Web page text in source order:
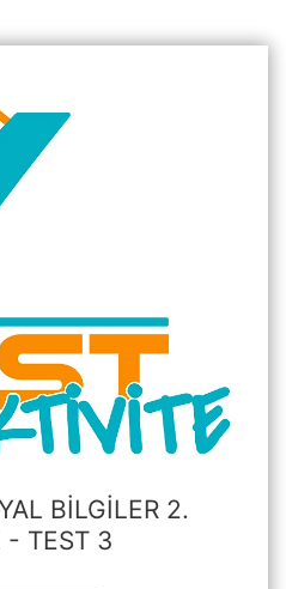
BILGILER 2.
- TEST 3